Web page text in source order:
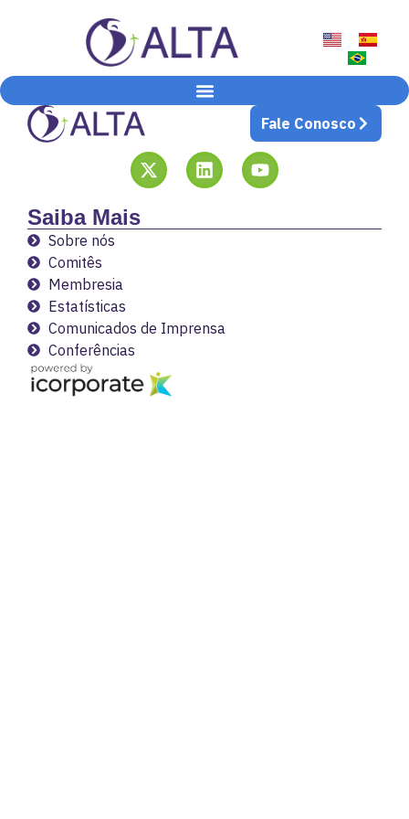
Fale Conosco
Saiba Mais
Sobre nós
Comitês
Membresia
Estatísticas
Comunicados de Imprensa
Conferências